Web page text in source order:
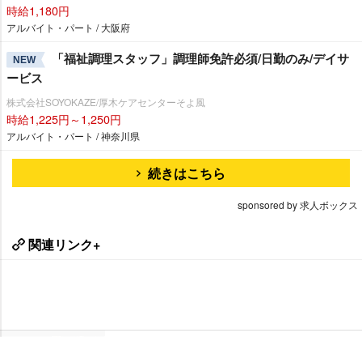
時給1,180円
アルバイト・パート / 大阪府
NEW
「福祉調理スタッフ」調理師免許必須/日勤のみ/デイサ
ービス
株式会社SOYOKAZE/厚木ケアセンターそよ風
時給1,225円～1,250円
アルバイト・パート / 神奈川県
続きはこちら
sponsored by 求人ボックス
関連リンク+